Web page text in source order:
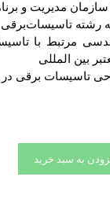
رشته تاسیسات‌برقی
مرتبط با
بین المللی
تاسیسات برقی در
به سبد خرید